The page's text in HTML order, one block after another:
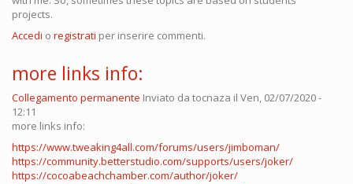
projects.
Accedi o registrati per inserire commenti.
more links info:
Collegamento permanente Inviato da tocnaza il Ven, 02/07/2020 -
12:11
more links info:
https://www.tweaking4all.com/forums/users/jimboman/
https://community.betterstudio.com/supports/users/joker/
https://cocoabeachchamber.com/author/joker/